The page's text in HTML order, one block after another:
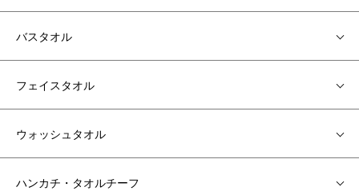
バスタオル
フェイスタオル
ウォッシュタオル
ハンカチ・タオルチーフ